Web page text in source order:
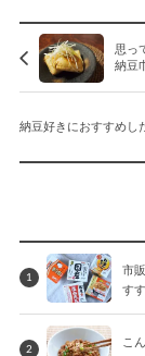
思っ
納豆
納豆好きにおすすめし
1
市
す
2
こ